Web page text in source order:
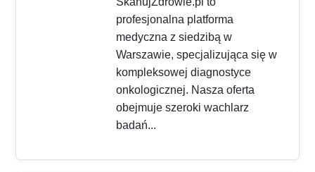
profesjonalna platforma
medyczna z siedzibą w
Warszawie, specjalizująca się w
kompleksowej diagnostyce
onkologicznej. Nasza oferta
obejmuje szeroki wachlarz
badań...